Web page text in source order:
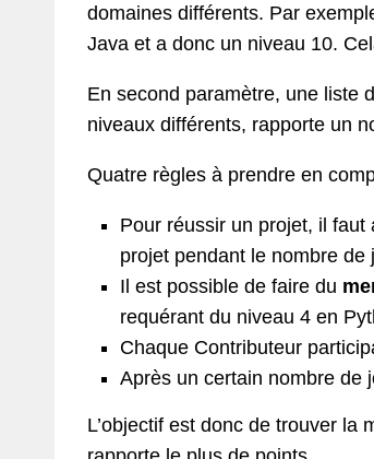
domaines différents. Par
Java et a donc un niveau 10.
En second paramètre, une liste
niveaux différents, rapporte un
Quatre règles à prendre en
Pour réussir un projet, il
projet pendant le nombre de
Il est possible de faire du
requérant du niveau 4 en
Chaque Contributeur
Après un certain nombre de
L’objectif est donc de trouver la